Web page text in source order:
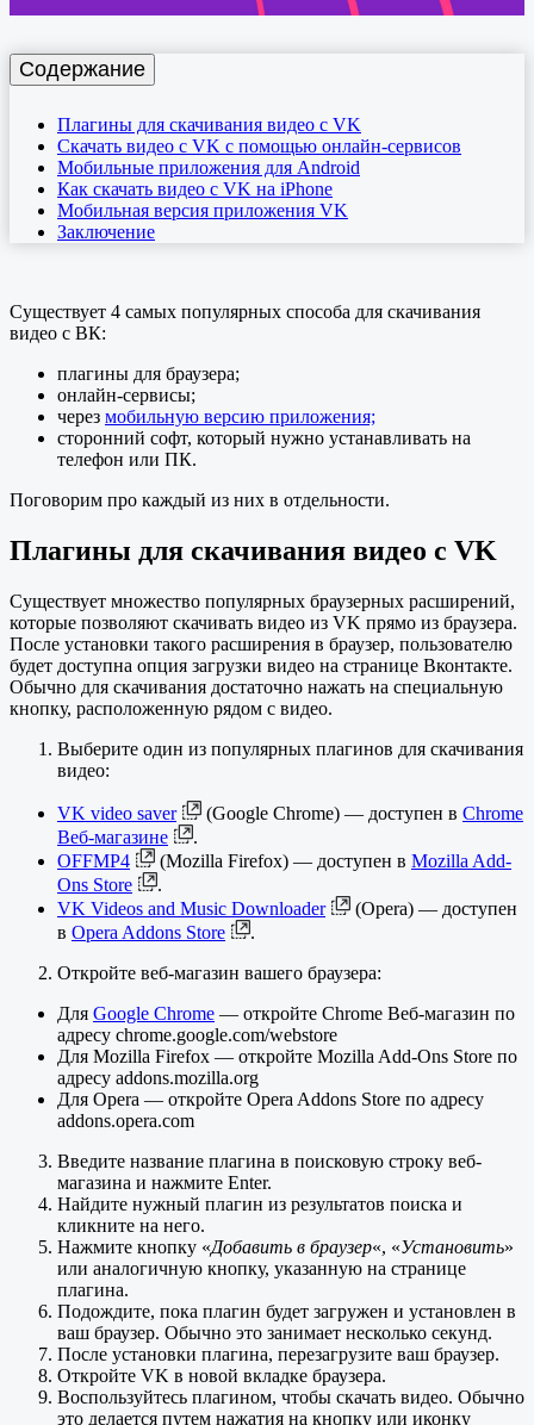
Содержание
Плагины для скачивания видео с VK
Cкачать видео с VK с помощью онлайн-сервисов
Мобильные приложения для Android
Как скачать видео с VK на iPhone
Мобильная версия приложения VK
Заключение
Существует 4 самых популярных способа для скачивания
видео с ВК:
плагины для браузера;
онлайн-сервисы;
через мобильную версию приложения;
сторонний софт, который нужно устанавливать на
телефон или ПК.
Поговорим про каждый из них в отдельности.
Плагины для скачивания видео с VK
Существует множество популярных браузерных расширений,
которые позволяют скачивать видео из VK прямо из браузера.
После установки такого расширения в браузер, пользователю
будет доступна опция загрузки видео на странице Вконтакте.
Обычно для скачивания достаточно нажать на специальную
кнопку, расположенную рядом с видео.
Выберите один из популярных плагинов для скачивания
видео:
VK video saver (Google Chrome) — доступен в Chrome
Веб-магазине
.
OFFMP4
(Mozilla Firefox) — доступен в Mozilla Add-
Ons Store
.
VK Videos and Music Downloader
(Opera) — доступен
в Opera Addons Store
.
Откройте веб-магазин вашего браузера:
Для Google Chrome — откройте Chrome Веб-магазин по
адресу chrome.google.com/webstore
Для Mozilla Firefox — откройте Mozilla Add-Ons Store по
адресу addons.mozilla.org
Для Opera — откройте Opera Addons Store по адресу
addons.opera.com
Введите название плагина в поисковую строку веб-
магазина и нажмите Enter.
Найдите нужный плагин из результатов поиска и
кликните на него.
Нажмите кнопку «Добавить в браузер«, «Установить»
или аналогичную кнопку, указанную на странице
плагина.
Подождите, пока плагин будет загружен и установлен в
ваш браузер. Обычно это занимает несколько секунд.
После установки плагина, перезагрузите ваш браузер.
Откройте VK в новой вкладке браузера.
Воспользуйтесь плагином, чтобы скачать видео. Обычно
это делается путем нажатия на кнопку или иконку